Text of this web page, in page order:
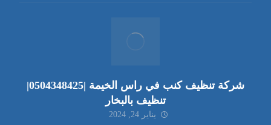
شركة تنظيف كنب في راس الخيمة |0504348425|
تنظيف بالبخار
يناير 24, 2024